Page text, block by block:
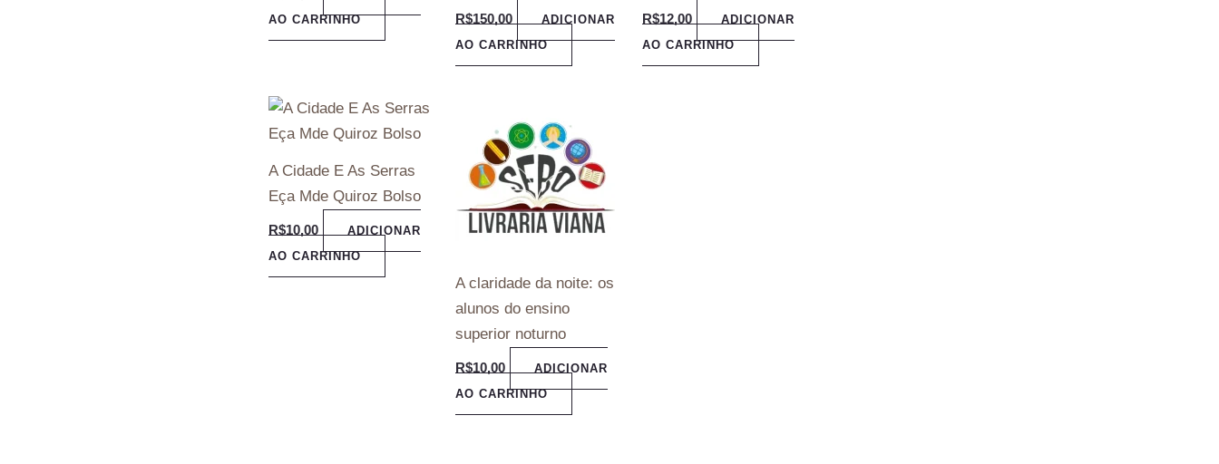
AO CARRINHO
R$150,00
ADICIONAR
AO CARRINHO
R$12,00
ADICIONAR
AO CARRINHO
A Cidade E As Serras
Eça Mde Quiroz Bolso
R$10,00
ADICIONAR
AO CARRINHO
A claridade da noite: os
alunos do ensino
superior noturno
R$10,00
ADICIONAR
AO CARRINHO